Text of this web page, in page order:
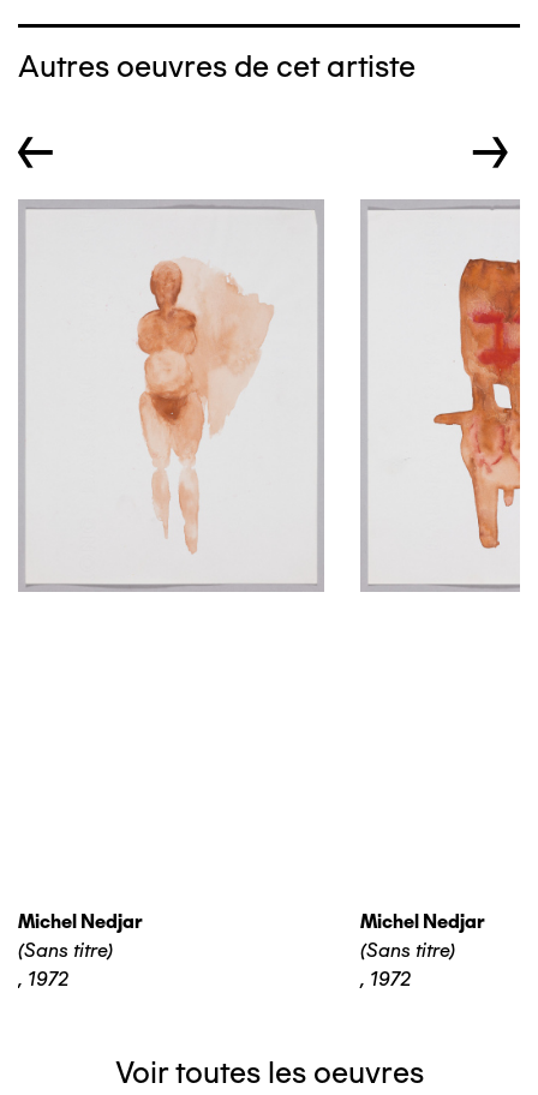
Autres oeuvres de cet artiste
← →
Michel Nedjar
(Sans titre)
, 1972
Michel Nedjar
(Sans titre)
, 1972
Voir toutes les oeuvres